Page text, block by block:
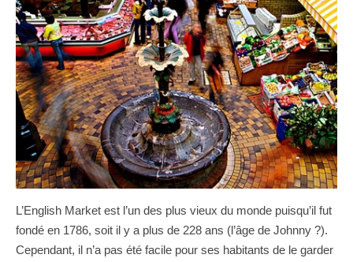
L’English Market est l’un des plus vieux du monde puisqu’il fut
fondé en 1786, soit il y a plus de 228 ans (l’âge de Johnny ?).
Cependant, il n’a pas été facile pour ses habitants de le garder